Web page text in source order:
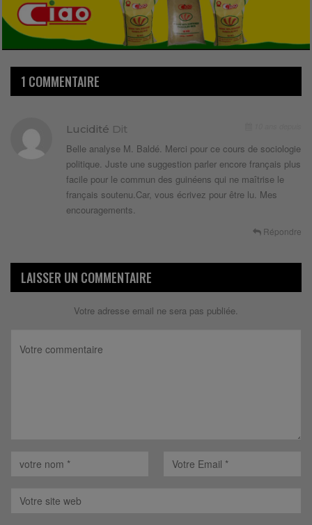
1 COMMENTAIRE
Lucidité Dit
Belle analyse M. Baldé. Merci pour ce cours de sociologie
politique. Juste une suggestion parler encore français plus
facile pour le commun des guinéens qui ne maîtrise le
français soutenu.Car, vous écrivez pour être lu. Mes
encouragements.
Répondre
LAISSER UN COMMENTAIRE
Votre adresse email ne sera pas publiée.